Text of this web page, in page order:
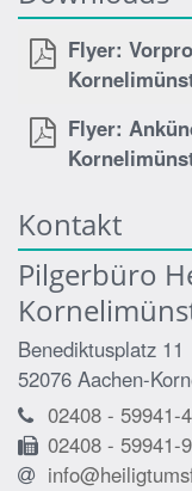
Flyer:
Flyer:
Kontakt
Pilgerbüro
Benediktusplatz 11
52076 Aachen-
02408 - 59941-
02408 - 59941-